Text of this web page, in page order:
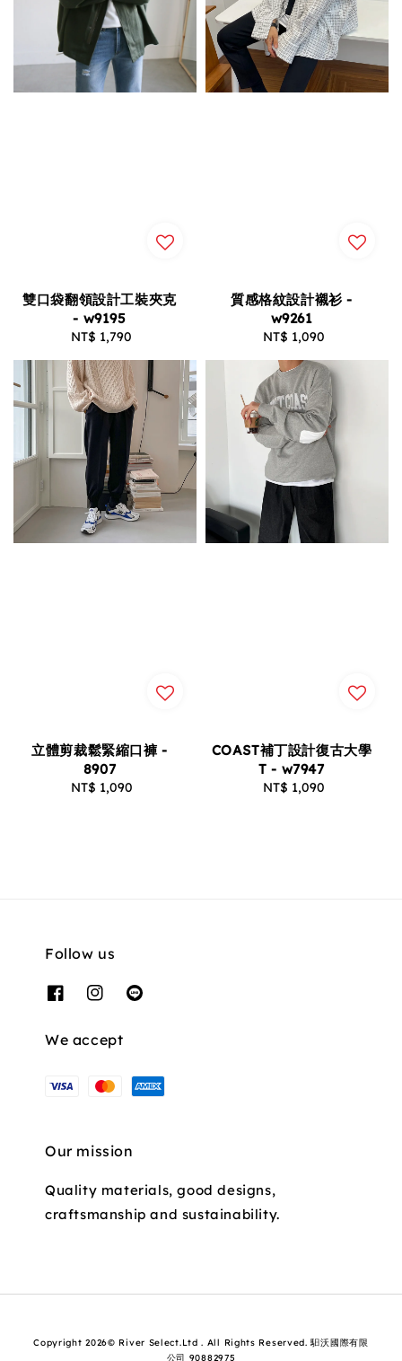
雙口袋翻領設計工裝夾克
- w9195
Regular
NT$ 1,790
質感格紋設計襯衫 -
w9261
Regular
NT$ 1,090
立體剪裁鬆緊縮口褲 -
8907
Regular
NT$ 1,090
COAST補丁設計復古大學
T - w7947
Regular
NT$ 1,090
Follow us
We accept
Our mission
Quality materials, good designs,
craftsmanship and sustainability.
Copyright 2026© River Select.Ltd . All Rights Reserved. 馹沃國際有限
公司 90882975